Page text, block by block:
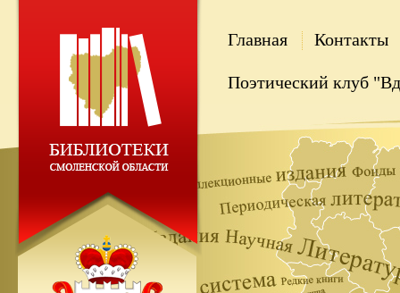
Главная Контакты
Поэтический клуб